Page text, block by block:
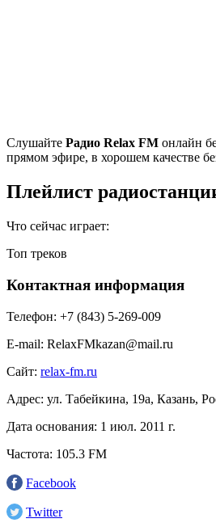
Cлушайте Радио Relax FM онлайн
прямом эфире, в хорошем качестве
Плейлист
Что сейчас играет:
Топ треков
Контактная информация
Телефон: +7 (843) 5-269-009
E-mail: RelaxFMkazan@mail.ru
Сайт: relax-fm.ru
Адрес: ул. Табейкина, 19а, Казань,
Дата основания: 1 июл. 2011 г.
Частота: 105.3 FM
Facebook
Twitter